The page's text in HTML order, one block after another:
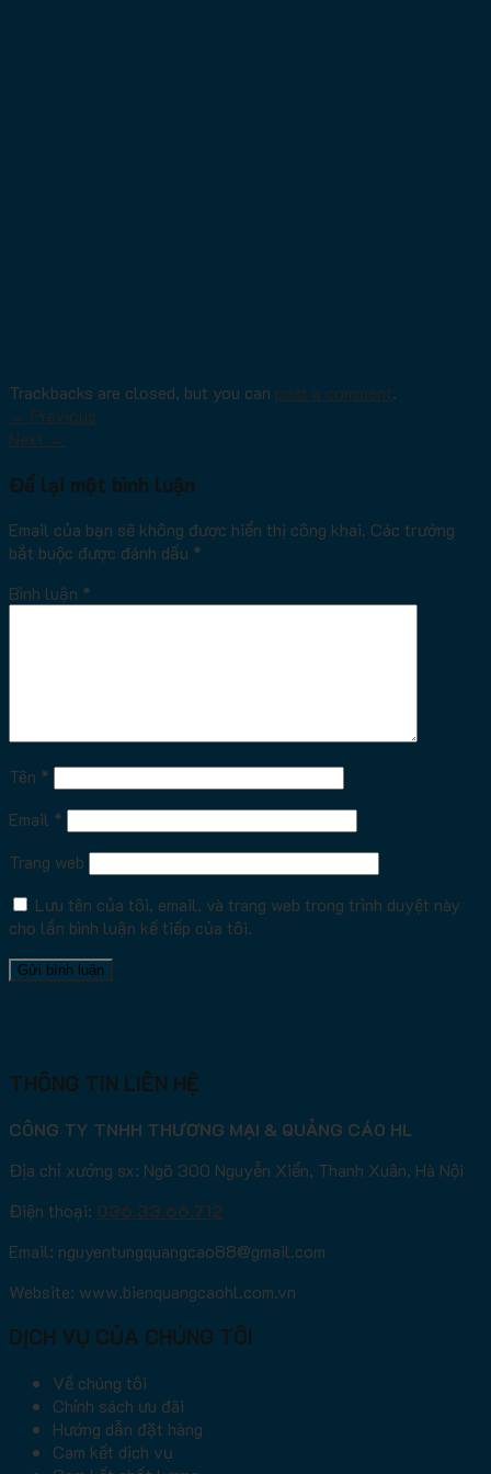
Trackbacks are closed, but you can post a comment.
← Previous
Next →
Để lại một bình luận
Email của bạn sẽ không được hiển thị công khai. Các trường
bắt buộc được đánh dấu *
Bình luận *
Tên *
Email *
Trang web
Lưu tên của tôi, email, và trang web trong trình duyệt này
cho lần bình luận kế tiếp của tôi.
THÔNG TIN LIÊN HỆ
CÔNG TY TNHH THƯƠNG MẠI & QUẢNG CÁO HL
Địa chỉ xưởng sx: Ngõ 300 Nguyễn Xiển, Thanh Xuân, Hà Nội
Điện thoại: 036.33.66.712
Email: nguyentungquangcao88@gmail.com
Website: www.bienquangcaohl.com.vn
DỊCH VỤ CỦA CHÚNG TÔI
Về chúng tôi
Chính sách ưu đãi
Hướng dẫn đặt hàng
Cam kết dịch vụ